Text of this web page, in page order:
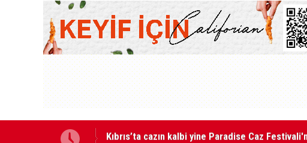
GÜÇ-SEN: “Silo kazasına benzer bir felaketle